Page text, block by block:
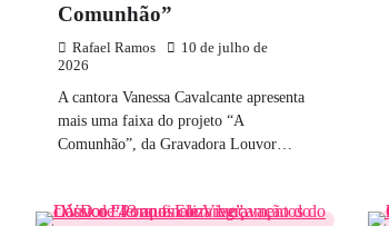
Comunhão”
Rafael Ramos
10 de julho de
2026
A cantora Vanessa Cavalcante apresenta
mais uma faixa do projeto “A
Comunhão”, da Gravadora Louvor…